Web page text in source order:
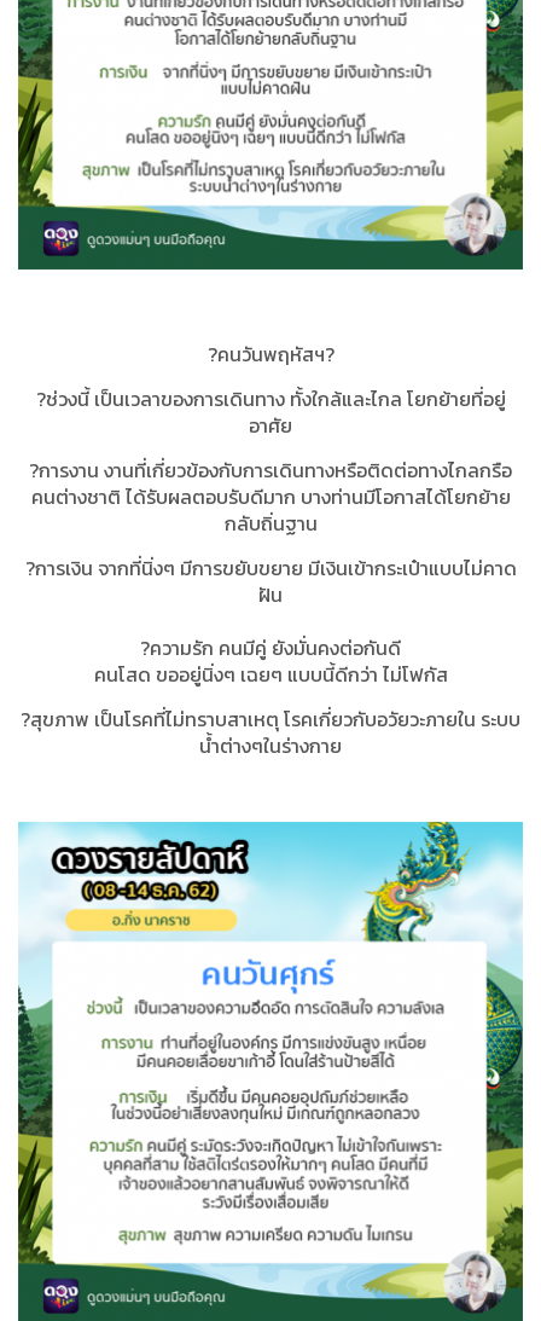
?คนวันพฤหัสฯ?
?ช่วงนี้ เป็นเวลาของการเดินทาง ทั้งใกล้และไกล โยกย้ายที่อยู่
อาศัย
?การงาน งานที่เกี่ยวข้องกับการเดินทางหรือติดต่อทางไกลกรือ
คนต่างชาติ ได้รับผลตอบรับดีมาก บางท่านมีโอกาสได้โยกย้าย
กลับถิ่นฐาน
?การเงิน จากที่นิ่งๆ มีการขยับขยาย มีเงินเข้ากระเป๋าแบบไม่คาด
ฝัน
?ความรัก คนมีคู่ ยังมั่นคงต่อกันดี
คนโสด ขออยู่นิ่งๆ เฉยๆ แบบนี้ดีกว่า ไม่โฟกัส
?สุขภาพ เป็นโรคที่ไม่ทราบสาเหตุ โรคเกี่ยวกับอวัยวะภายใน ระบบ
น้ำต่างๆในร่างกาย